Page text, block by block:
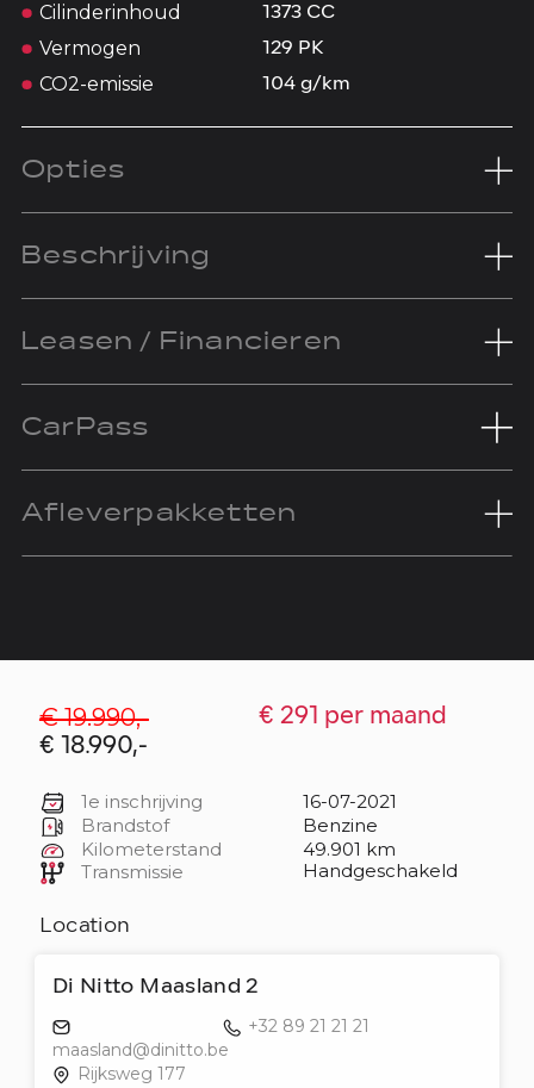
Cilinderinhoud 1373 CC
Vermogen 129 PK
CO2-emissie 104 g/km
Opties
Beschrijving
Leasen / Financieren
CarPass
Afleverpakketten
€ 19.990,-
€ 18.990,-
€ 291 per maand
1e inschrijving
16-07-2021
Brandstof
Benzine
Kilometerstand
49.901 km
Transmissie
Handgeschakeld
Location
Di Nitto Maasland 2
maasland@dinitto.be
+32 89 21 21 21
Rijksweg 177